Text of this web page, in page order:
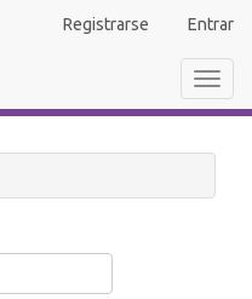
Registrarse Entrar